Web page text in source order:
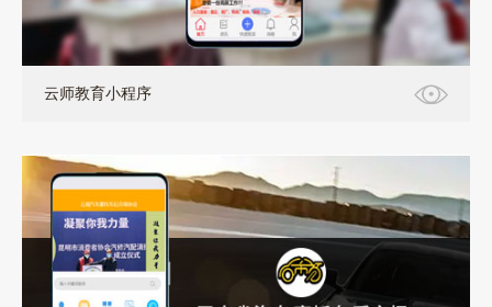
云师教育小程序